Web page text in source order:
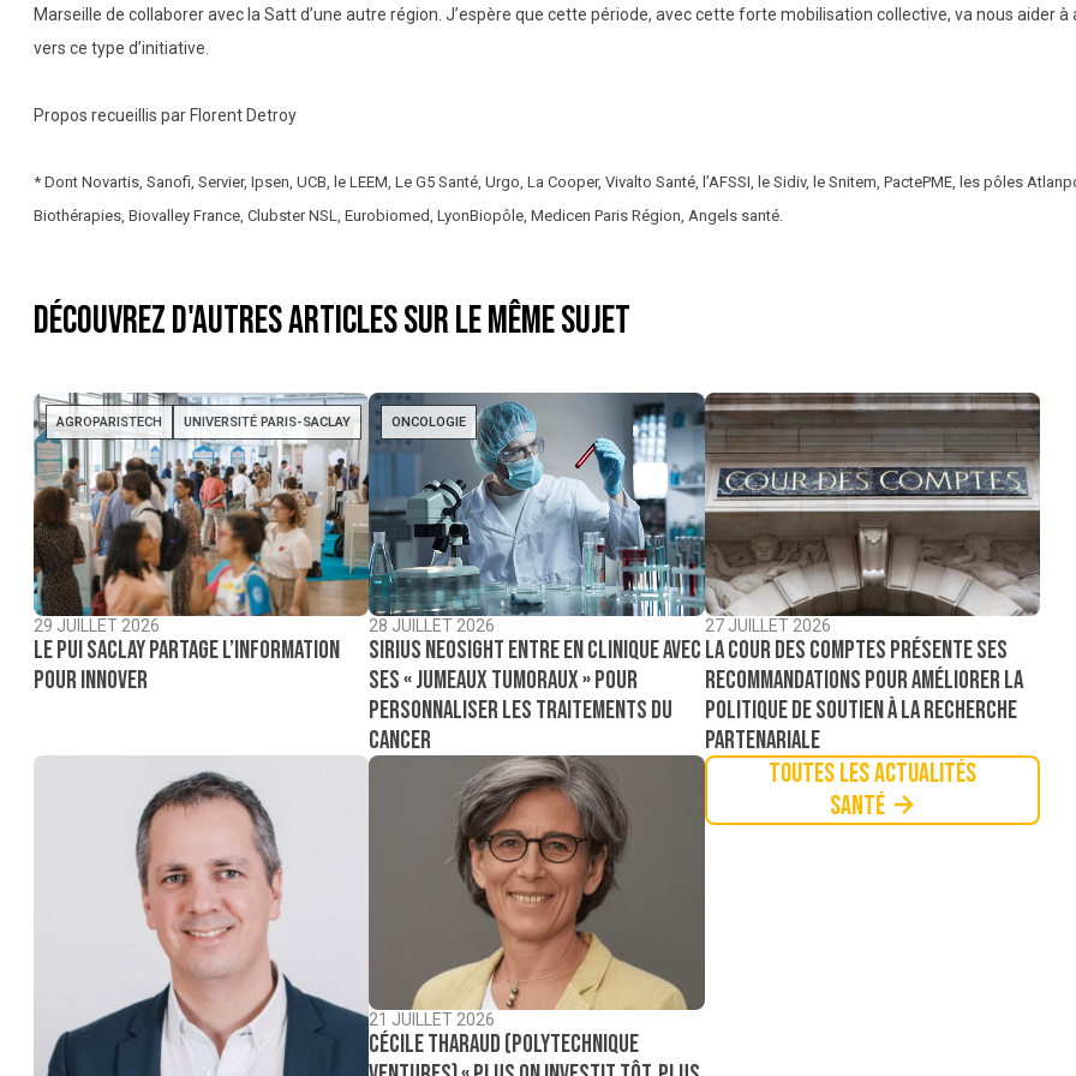
Marseille de collaborer avec la Satt d’une autre région. J’espère que cette période, avec cette forte mobilisation collective, va nous aider à
vers ce type d’initiative.
Propos recueillis par Florent Detroy
* Dont Novartis, Sanofi, Servier, Ipsen, UCB, le LEEM, Le G5 Santé, Urgo, La Cooper, Vivalto Santé, l’AFSSI, le Sidiv, le Snitem, PactePME, les pôles
Biothérapies, Biovalley France, Clubster NSL, Eurobiomed, LyonBiopôle, Medicen Paris Région, Angels santé.
Découvrez d'autres articles sur le même sujet
AGROPARISTECH UNIVERSITÉ PARIS-SACLAY
29 JUILLET 2026
Le PUI Saclay partage l’information
pour innover
ONCOLOGIE
28 JUILLET 2026
Sirius NeoSight entre en clinique avec
ses « jumeaux tumoraux » pour
personnaliser les traitements du
cancer
27 JUILLET 2026
La Cour des comptes présente ses
recommandations pour améliorer la
politique de soutien à la recherche
partenariale
21 JUILLET 2026
Cécile Tharaud (Polytechnique
Toutes les actualités
Santé